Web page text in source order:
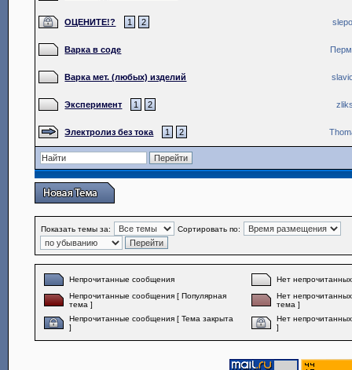
ОЦЕНИТЕ!? 1 2
Варка в соде
Варка мет. (любых) изделий
Эксперимент 1 2
Электролиз без тока 1 2
Показать темы за: Сортировать по:
Непрочитанные сообщения
Нет
Непрочитанные сообщения [ Популярная
тема ]
Нет
тема ]
Непрочитанные сообщения [ Тема закрыта
]
Нет
]